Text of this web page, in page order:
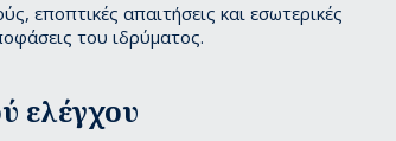
εποπτικές απαιτήσεις και εσωτερικές
του ιδρύματος.
ελέγχου